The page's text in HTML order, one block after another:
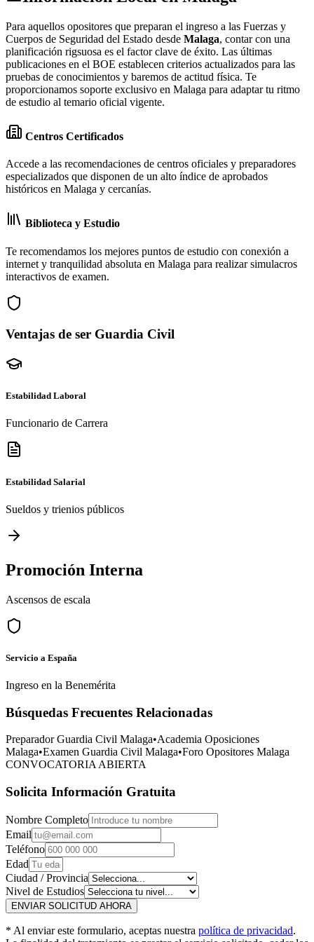
Para aquellos opositores que preparan el ingreso a las Fuerzas y
Cuerpos de Seguridad del Estado desde Malaga, contar con una
planificación rigsuosa es el factor clave de éxito. Las últimas
publicaciones en el BOE establecen criterios actualizados para las
pruebas de conocimientos y baremos de actitud física. Te
proporcionamos soporte exclusivo en Malaga para adaptar tu ritmo
de estudio al temario oficial vigente.
Centros Certificados
Accede a las recomendaciones de centros oficiales y preparadores
especializados que disponen de un alto índice de aprobados
históricos en Malaga y cercanías.
Biblioteca y Estudio
Te recomendamos los mejores puntos de estudio con conexión a
internet y tranquilidad absoluta en Malaga para realizar simulacros
interactivos de examen.
Ventajas de ser Guardia Civil
Estabilidad Laboral
Funcionario de Carrera
Estabilidad Salarial
Sueldos y trienios públicos
Promoción Interna
Ascensos de escala
Servicio a España
Ingreso en la Benemérita
Búsquedas Frecuentes Relacionadas
Preparador Guardia Civil Malaga•Academia Oposiciones
Malaga•Examen Guardia Civil Malaga•Foro Opositores Malaga
CONVOCATORIA ABIERTA
Solicita Información Gratuita
Nombre Completo
Email
Teléfono
Edad
Ciudad / Provincia
Nivel de Estudios
ENVIAR SOLICITUD AHORA
* Al enviar este formulario, aceptas nuestra política de privacidad.